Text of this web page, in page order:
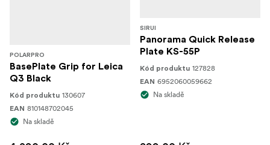
POLARPRO
BasePlate Grip for Leica
Q3 Black
Kód produktu 130607
EAN 810148702045
Na skladě
SIRUI
Panorama Quick Release
Plate KS-55P
Kód produktu 127828
EAN 6952060059662
Na skladě